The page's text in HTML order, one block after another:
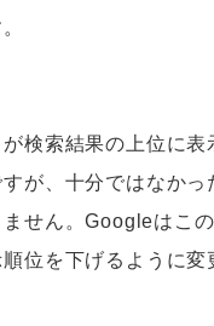
検索結果の上位に
が、十分ではなか
せん。Googleはこ
位を下げるように変